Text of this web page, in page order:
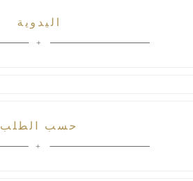
اليدوية
حسب الطلب